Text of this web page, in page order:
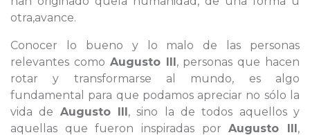
otra,avance.
Conocer lo bueno y lo malo de las personas
relevantes como Augusto III, personas que hacen
rotar y transformarse al mundo, es algo
fundamental para que podamos apreciar no sólo la
vida de Augusto III, sino la de todos aquellos y
aquellas que fueron inspiradas porAugusto III,